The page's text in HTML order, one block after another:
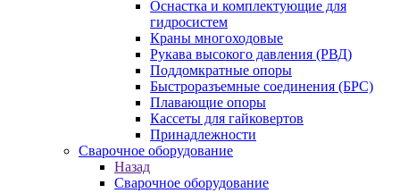
Оснастка и комплектующие для
гидросистем
Краны многоходовые
Рукава высокого давления (РВД)
Поддомкратные опоры
Быстроразъемные соединения (БРС)
Плавающие опоры
Кассеты для гайковертов
Принадлежности
Сварочное оборудование
Назад
Сварочное оборудование